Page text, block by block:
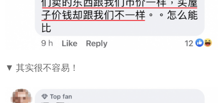
▼ 其实很不容易！